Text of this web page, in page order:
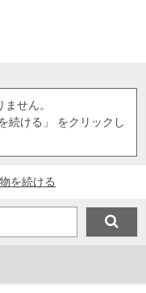
せん。
続ける」 をクリックし
を続ける